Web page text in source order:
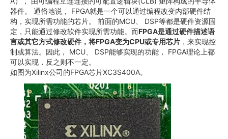
器件。 通俗地说， FPGA就是一个可以通过编程改变内部硬件结
构，实现所需功能的芯片。 前面的MCU、 DSP等都是硬件资源固
定，只能通过修改软件实现所需功能。而FPGA是通过硬件描述语
言或其它方式修改硬件，将FPGA变为CPU或专用芯片 ，来实现控
制或算法。因此， MCU、 DSP能够实现的功能， FPGA理论上都
可以实现，反之则不一定。
如图为Xilinx公司的FPGA芯片XC3S400A。